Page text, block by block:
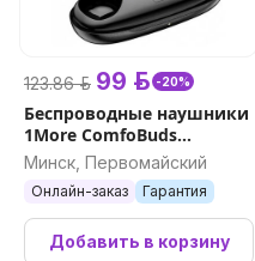
123.86 р. 99 р. -20%
Беспроводные наушники
1More ComfoBuds
(черный)
Минск, Первомайский
Онлайн-заказ Гарантия
Добавить в корзину